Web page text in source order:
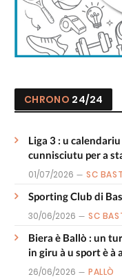
CHRONO 24/24
Liga 3 : u
cunnisciutu per a
01/07/2026 SC
Sporting Club di
30/06/2026 SC
Biera è Ballò : un
in giru à u sport è à
26/06/2026 PALLÒ